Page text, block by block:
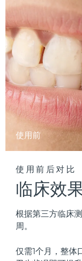
使用前
使用前后对比
临床效
根据第三方临床
周。
仅需1个月，整体
立陶宛
卢森堡
中国澳门特别行政
马来西亚
马耳他
墨西哥
荷兰
新西兰
挪威